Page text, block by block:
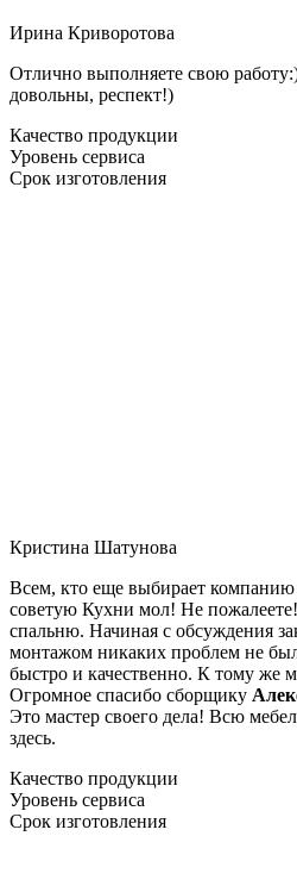
Ирина Криворотова
Отлично выполняете свою
довольны, респект!)
Качество продукции
Уровень сервиса
Срок изготовления
Кристина Шатунова
Всем, кто еще выбирает компанию
советую Кухни мол! Не
спальню. Начиная с обсуждения
монтажом никаких проблем не
быстро и качественно. К тому же
Огромное спасибо сборщику
Это мастер своего дела! Всю
здесь.
Качество продукции
Уровень сервиса
Срок изготовления